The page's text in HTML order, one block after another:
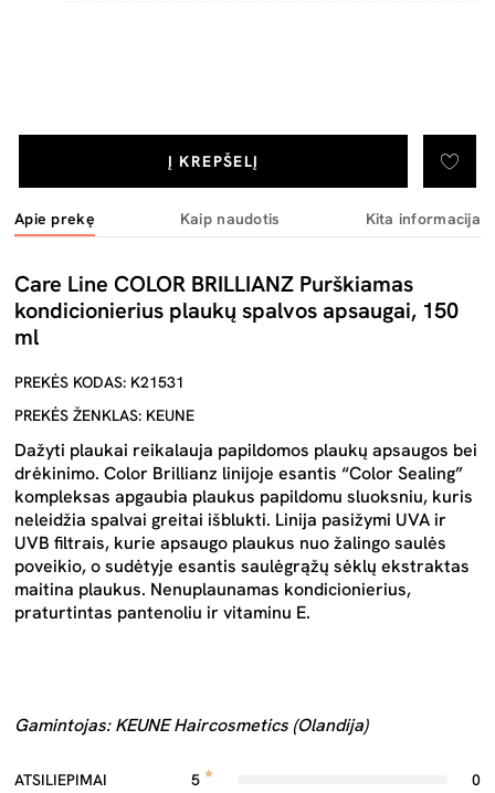
Į KREPŠELĮ
Apie prekę Kaip naudotis Kita informacija
Care Line COLOR BRILLIANZ Purškiamas
kondicionierius plaukų spalvos apsaugai, 150
ml
PREKĖS KODAS: K21531
PREKĖS ŽENKLAS: KEUNE
Dažyti plaukai reikalauja papildomos plaukų apsaugos bei
drėkinimo. Color Brillianz linijoje esantis “Color Sealing”
kompleksas apgaubia plaukus papildomu sluoksniu, kuris
neleidžia spalvai greitai išblukti. Linija pasižymi UVA ir
UVB filtrais, kurie apsaugo plaukus nuo žalingo saulės
poveikio, o sudėtyje esantis saulėgrąžų sėklų ekstraktas
maitina plaukus. Nenuplaunamas kondicionierius,
praturtintas pantenoliu ir vitaminu E.
Gamintojas: KEUNE Haircosmetics (Olandija)
ATSILIEPIMAI 5
0